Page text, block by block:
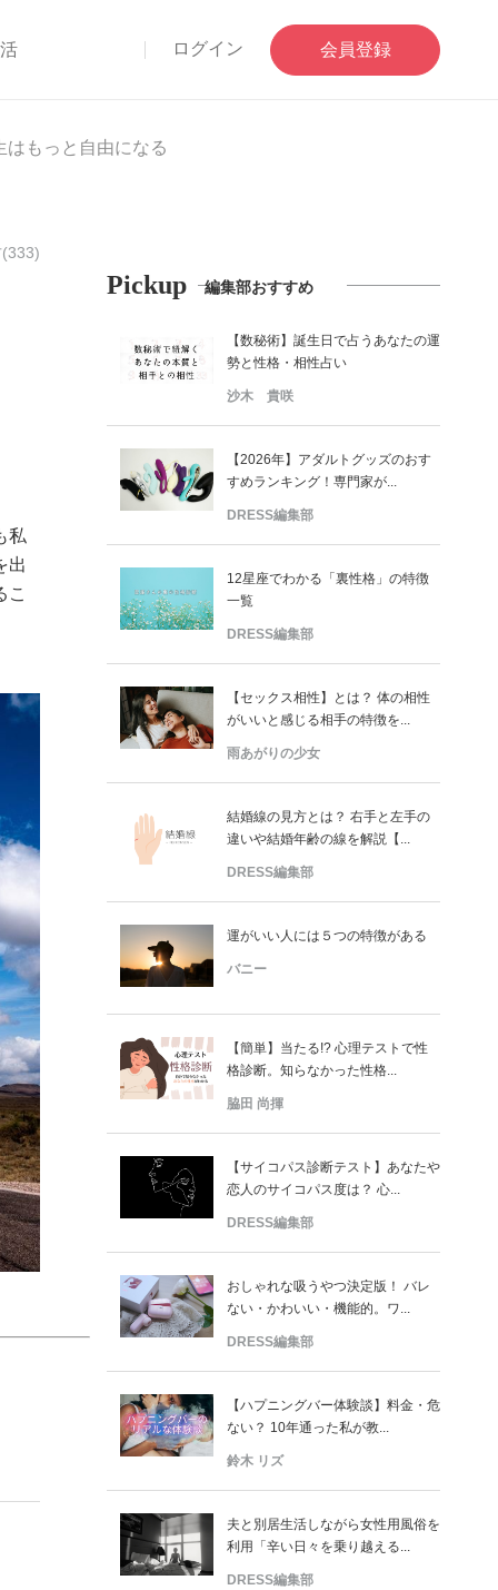
ログイン 会員登録
もっと自由になる
私
出
こ
Pickup 編集部おすすめ
【数秘術】誕生日で占うあなたの運
勢と性格・相性占い
沙木 貴咲
【2026年】アダルトグッズのおす
すめランキング！専門家が...
DRESS編集部
12星座でわかる「裏性格」の特徴
一覧
DRESS編集部
【セックス相性】とは？ 体の相性
がいいと感じる相手の特徴を...
雨あがりの少女
結婚線の見方とは？ 右手と左手の
違いや結婚年齢の線を解説【...
DRESS編集部
運がいい人には５つの特徴がある
バニー
【簡単】当たる!? 心理テストで性
格診断。知らなかった性格...
脇田 尚揮
【サイコパス診断テスト】あなたや
恋人のサイコパス度は？ 心...
DRESS編集部
おしゃれな吸うやつ決定版！ バレ
ない・かわいい・機能的。ワ...
DRESS編集部
【ハプニングバー体験談】料金・危
ない？ 10年通った私が教...
鈴木 リズ
夫と別居生活しながら女性用風俗を
利用「辛い日々を乗り越える...
DRESS編集部